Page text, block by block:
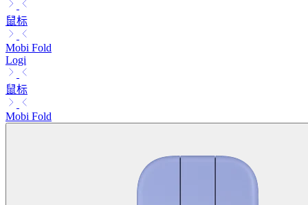
鼠标
Mobi Fold
Logi
鼠标
Mobi Fold